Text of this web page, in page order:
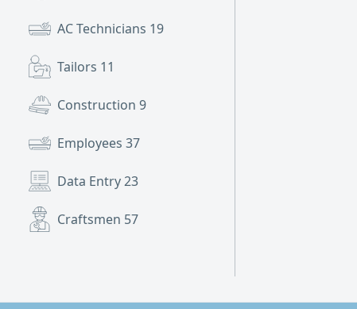
AC Technicians 19
Tailors 11
Construction 9
Employees 37
Data Entry23
Craftsmen 57